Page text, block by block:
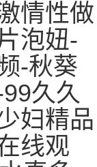
情性做
泡妞-
-秋葵
久久
妇精品
线观